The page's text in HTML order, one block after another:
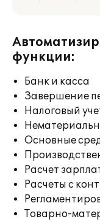
функции:
Банк и касса
Завершение
Налоговый
Основные
Расчет
Расчеты с
Товарно-